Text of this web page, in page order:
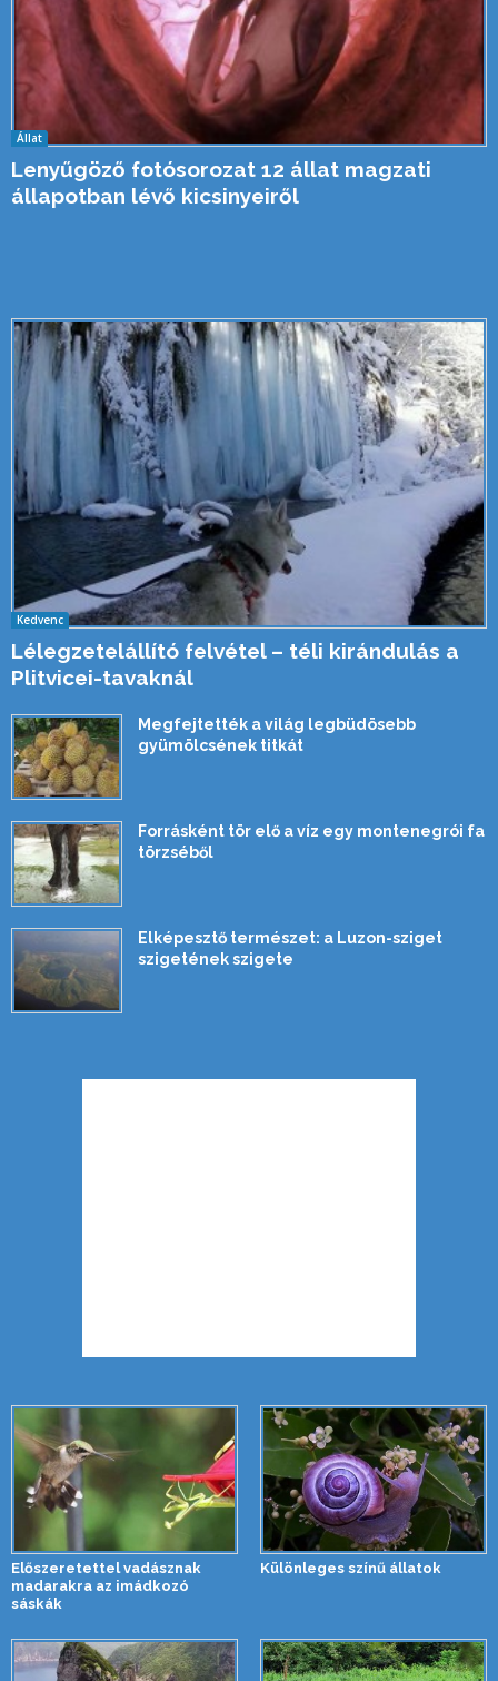
Állat
Lenyűgöző fotósorozat 12 állat magzati
állapotban lévő kicsinyeiről
Kedvenc
Lélegzetelállító felvétel – téli kirándulás a
Plitvicei-tavaknál
Megfejtették a világ legbüdösebb
gyümölcsének titkát
Forrásként tör elő a víz egy montenegrói fa
törzséből
Elképesztő természet: a Luzon-sziget
szigetének szigete
Előszeretettel vadásznak
madarakra az imádkozó
sáskák
Különleges színű állatok